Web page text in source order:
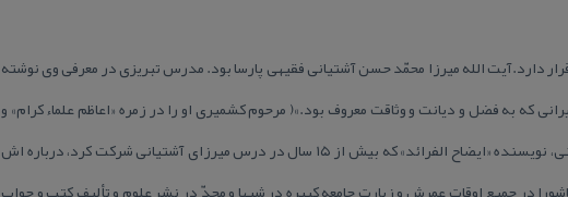
دارد.آیت الله میرزا محمّد حسن آشتیانی فقیهی پارسا بود. مدرس تبریزی در معرفی وی نوشته
كه به فضل و دیانت و وثاقت معروف بود.»( مرحوم كشمیری او را در زمره «اعاظم علماء كرام» و
«متفقهین اصولیین عظام» معرفی كرده است. سیّد محمّد تنكابنی، نویسنده «ایضاح الفرائد» كه بیش از ۱۵ سال در درس میرزای آشتیانی شركت كرد، درباره اش